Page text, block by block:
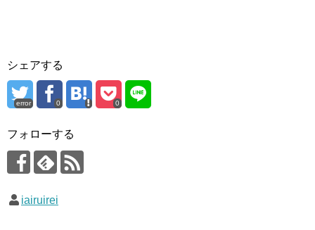
シェアする
error 0 0
フォローする
iairuirei